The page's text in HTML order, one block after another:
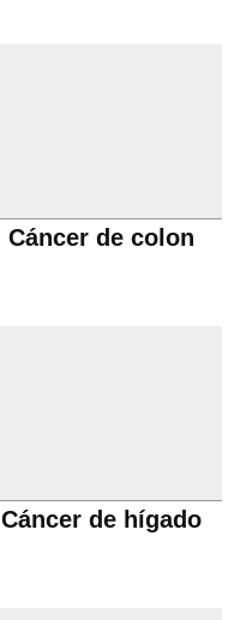
Cáncer de colon
Cáncer de hígado